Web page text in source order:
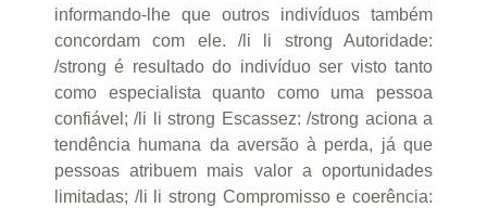
informando-lhe que outros indivíduos também
concordam com ele. /li li strong Autoridade:
/strong é resultado do indivíduo ser visto tanto
como especialista quanto como uma pessoa
confiável; /li li strong Escassez: /strong aciona a
tendência humana da aversão à perda, já que
pessoas atribuem mais valor a oportunidades
limitadas; /li li strong Compromisso e coerência: